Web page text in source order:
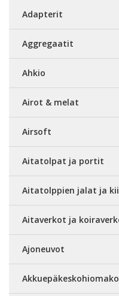
Adapterit
Aggregaatit
Ahkio
Airot & melat
Airsoft
Aitatolpat ja portit
Aitatolppien jalat ja
Aitaverkot ja
Ajoneuvot